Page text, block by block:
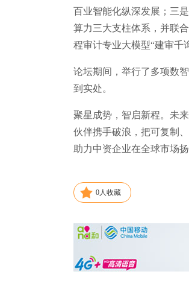
百业智能化纵深发展；三
算力三大支柱体系，并联
程审计专业大模型“建审千
论坛期间，举行了多项数
到实处。
聚星成势，智启新程。未
伙伴携手破浪，把可复制
助力中资企业在全球市场扬
0人收藏